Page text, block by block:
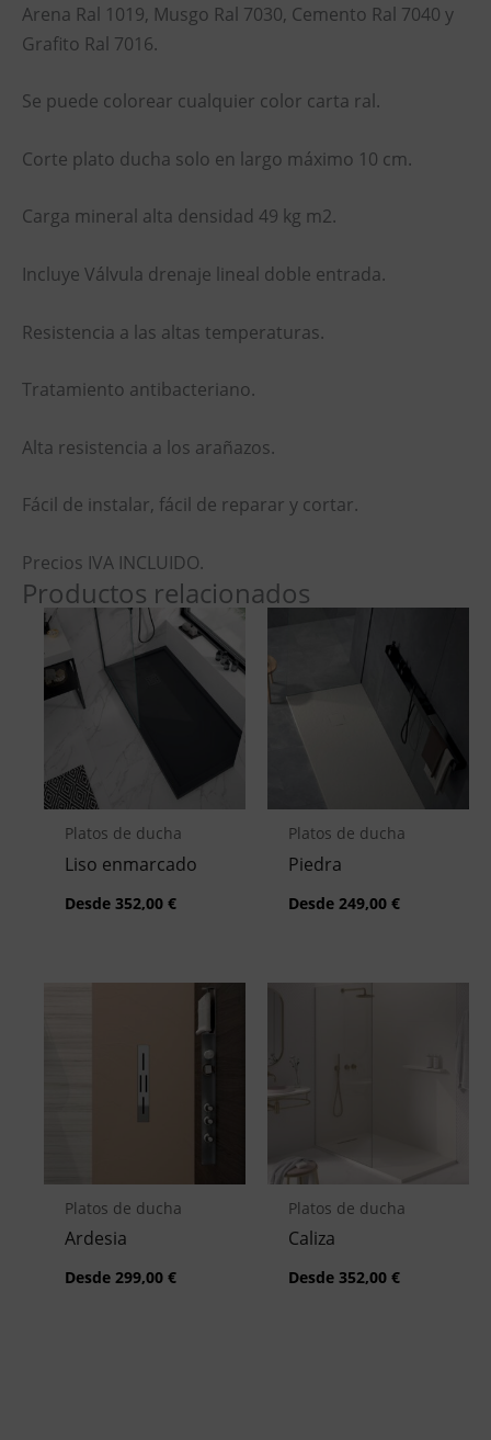
Arena Ral 1019, Musgo Ral 7030, Cemento Ral 7040 y
Grafito Ral 7016.
Se puede colorear cualquier color carta ral.
Corte plato ducha solo en largo máximo 10 cm.
Carga mineral alta densidad 49 kg m2.
Incluye Válvula drenaje lineal doble entrada.
Resistencia a las altas temperaturas.
Tratamiento antibacteriano.
Alta resistencia a los arañazos.
Fácil de instalar, fácil de reparar y cortar.
Precios IVA INCLUIDO.
Productos relacionados
Platos de ducha
Liso enmarcado
Desde352,00€
Platos de ducha
Piedra
Desde 249,00€
Platos de ducha
Ardesia
Desde299,00€
Platos de ducha
Caliza
Desde352,00€